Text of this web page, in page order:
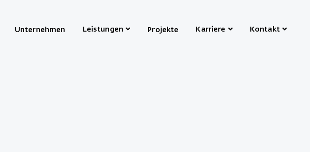
Unternehmen Leistungen Projekte Karriere Kontakt